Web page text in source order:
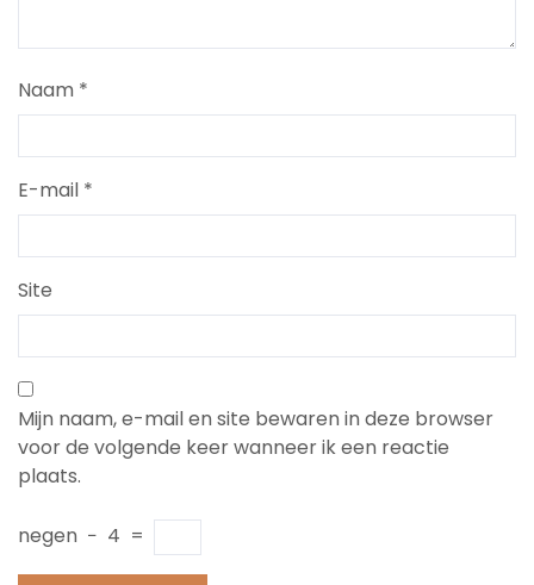
Naam *
E-mail *
Site
Mijn naam, e-mail en site bewaren in deze browser
voor de volgende keer wanneer ik een reactie
plaats.
negen − 4 =